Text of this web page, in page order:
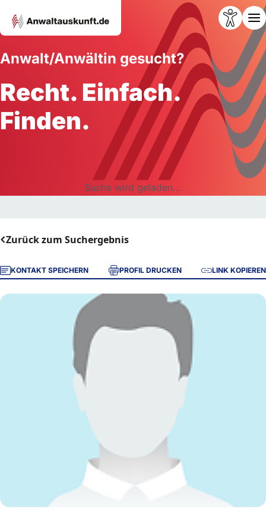
Anwalt/Anwältin gesucht?
Recht. Einfach.
Finden.
Suche wird geladen...
Zurück zum Suchergebnis
KONTAKT SPEICHERN PROFIL DRUCKEN LINK KOPIEREN